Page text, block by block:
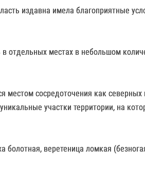
издавна имела благоприятные
отдельных местах в небольшом
местом сосредоточения как северных
участки территории, на
болотная, веретеница ломкая